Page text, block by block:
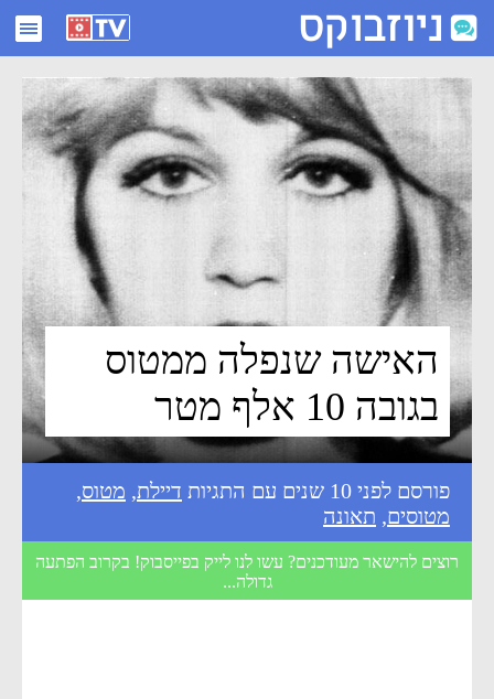
האישה שנפלה ממטוס בגובה 10 אלף מטר - ניוזבוקס
האישה שנפלה ממטוס
בגובה 10 אלף מטר
פורסם לפני 10 שנים עם התגיות דיילת, מטוס,
מטוסים, תאונה
רוצים להישאר מעודכנים? עשו לנו לייק בפייסבוק! בקרוב הפתעה
גדולה...